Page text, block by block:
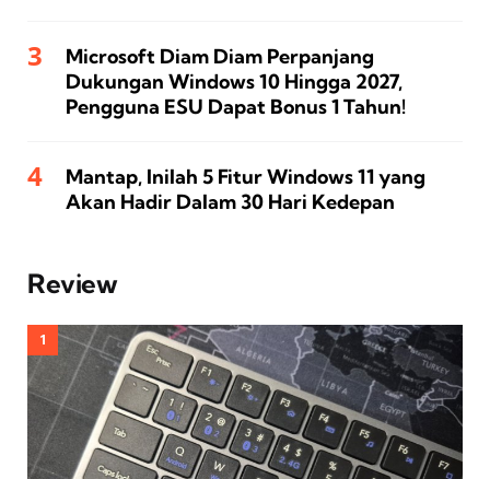
Microsoft Diam Diam Perpanjang
Dukungan Windows 10 Hingga 2027,
Pengguna ESU Dapat Bonus 1 Tahun!
Mantap, Inilah 5 Fitur Windows 11 yang
Akan Hadir Dalam 30 Hari Kedepan
Review